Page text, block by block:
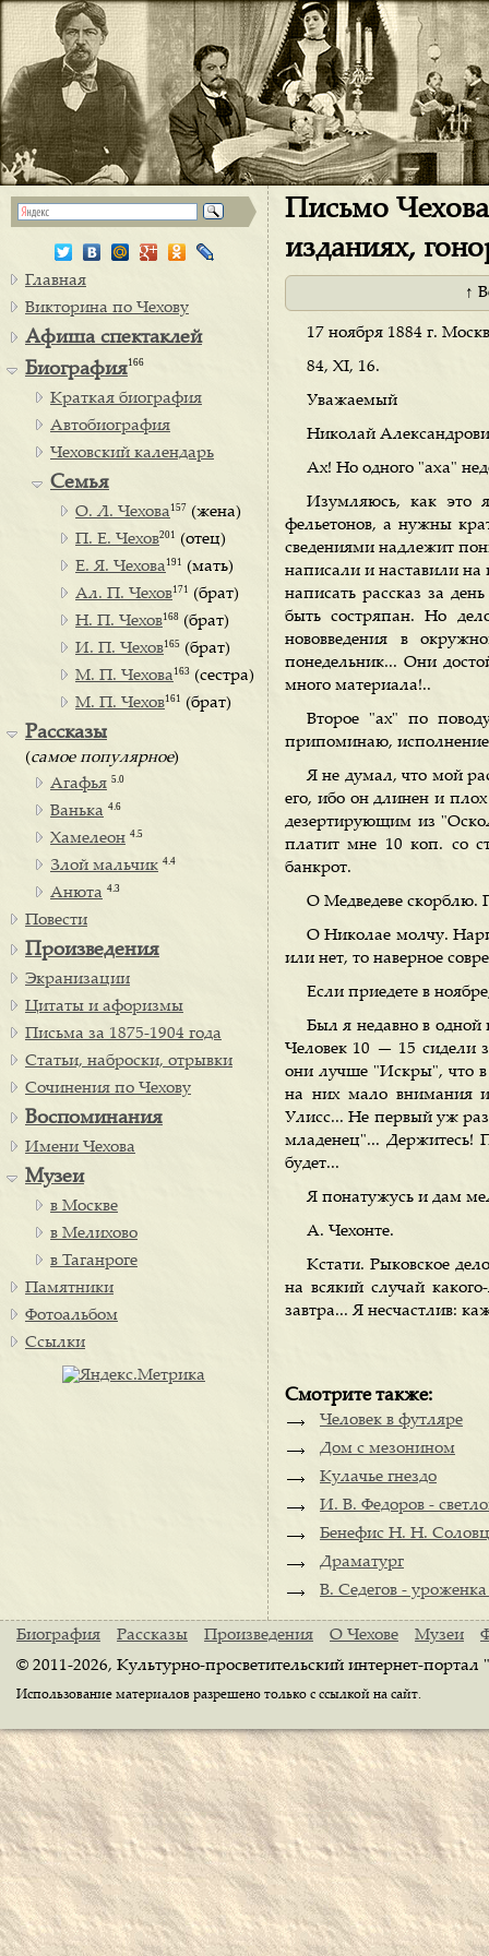
Письмо
изданиях,
↑
17 ноября 1884 г.
84, XI, 16.
Уважаемый
Николай
Ах! Но одного "axa"
Изумляюсь, как это
фельетонов, а нужны
сведениями надлежит
написали и наставили
написать рассказ за
быть состряпан. Но
нововведения в
понедельник... Они
много материала!..
Второе "ах" по
припоминаю, исполнение
Я не думал, что мой
его, ибо он длинен и
дезертирующим из
платит мне 10 коп. со
банкрот.
О Медведеве скорблю.
О Николае молчу.
или нет, то наверное
Если приедете в
Был я недавно в одной
Человек 10 — 15 сидели
они лучше "Искры", что в
на них мало внимания
Улисс... Не первый уж
младенец"... Держитесь!
будет...
Я понатужусь и дам
А. Чехонте.
Кстати. Рыковское
на всякий случай
завтра... Я несчастлив:
Смотрите также:
Человек в футляре
Дом с мезонином
Кулачье гнездо
И. В. Федоров -
Бенефис Н. Н.
Драматург
В. Седегов - уроженка
Главная
Викторина по Чехову
Афиша спектаклей
Биография166
Краткая биография
Автобиография
Чеховский календарь
Семья
О. Л. Чехова 157 (жена)
П. Е. Чехов201 (отец)
Е. Я. Чехова 191 (мать)
Ал. П. Чехов171 (брат)
Н. П. Чехов168 (брат)
И. П. Чехов165 (брат)
М. П. Чехова 163 (сестра)
М. П. Чехов161 (брат)
Рассказы
(самое популярное)
Агафья 5.0
Ванька 4.6
Хамелеон 4.5
Злой мальчик 4.4
Анюта 4.3
Повести
Произведения
Экранизации
Цитаты и афоризмы
Письма за 1875-1904 года
Статьи, наброски, отрывки
Сочинения по Чехову
Воспоминания
Имени Чехова
Музеи
в Москве
в Мелихово
в Таганроге
Памятники
Фотоальбом
Ссылки
Биография Рассказы Произведения О Чехове Музеи
© 2011-2026, Культурно-просветительский интернет-
Использование материалов разрешено только с ссылкой на сайт.